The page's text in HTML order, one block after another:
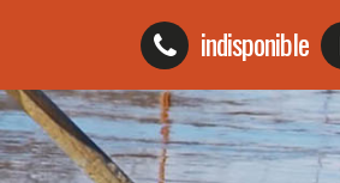
indisponible